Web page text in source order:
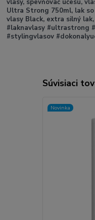
vlasy, spevňovač účesu,
Ultra Strong 750ml, lak
vlasy Black, extra silný
#laknavlasy #ultrastrong
#stylingvlasov
Súvisiaci
Novinka